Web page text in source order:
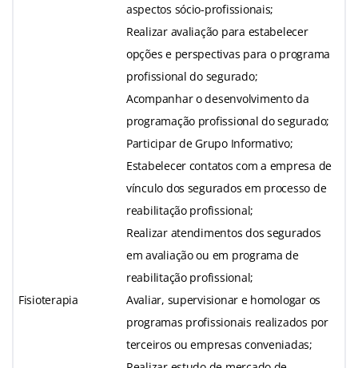
Fisioterapia
aspectos sócio-profissionais;
Realizar avaliação para estabelecer
opções e perspectivas para o programa
profissional do segurado;
Acompanhar o desenvolvimento da
programação profissional do segurado;
Participar de Grupo Informativo;
Estabelecer contatos com a empresa de
vínculo dos segurados em processo de
reabilitação profissional;
Realizar atendimentos dos segurados
em avaliação ou em programa de
reabilitação profissional;
Avaliar, supervisionar e homologar os
programas profissionais realizados por
terceiros ou empresas conveniadas;